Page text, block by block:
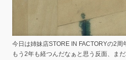
今日は姉妹店STORE IN FACTORYの2周
もう2年も経つんだなぁと思う反面、ま